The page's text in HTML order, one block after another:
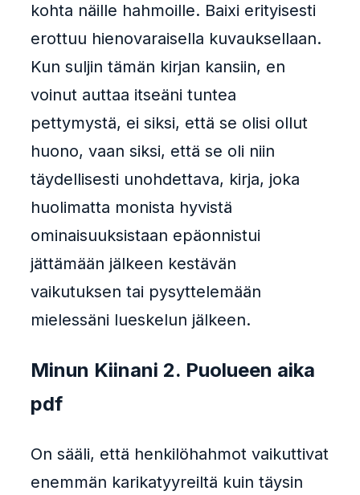
kohta näille hahmoille. Baixi erityisesti
erottuu hienovaraisella kuvauksellaan.
Kun suljin tämän kirjan kansiin, en
voinut auttaa itseäni tuntea
pettymystä, ei siksi, että se olisi ollut
huono, vaan siksi, että se oli niin
täydellisesti unohdettava, kirja, joka
huolimatta monista hyvistä
ominaisuuksistaan epäonnistui
jättämään jälkeen kestävän
vaikutuksen tai pysyttelemään
mielessäni lueskelun jälkeen.
Minun Kiinani 2. Puolueen aika
pdf
On sääli, että henkilöhahmot vaikuttivat
enemmän karikatyyreiltä kuin täysin